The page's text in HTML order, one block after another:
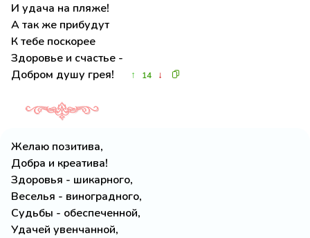
И удача на пляже!
А так же прибудут
К тебе поскорее
Здоровье и счастье -
Добром душу грея!
↑ 14 ↓
Желаю позитива,
Добра и креатива!
Здоровья - шикарного,
Веселья - виноградного,
Судьбы - обеспеченной,
Удачей увенчанной,